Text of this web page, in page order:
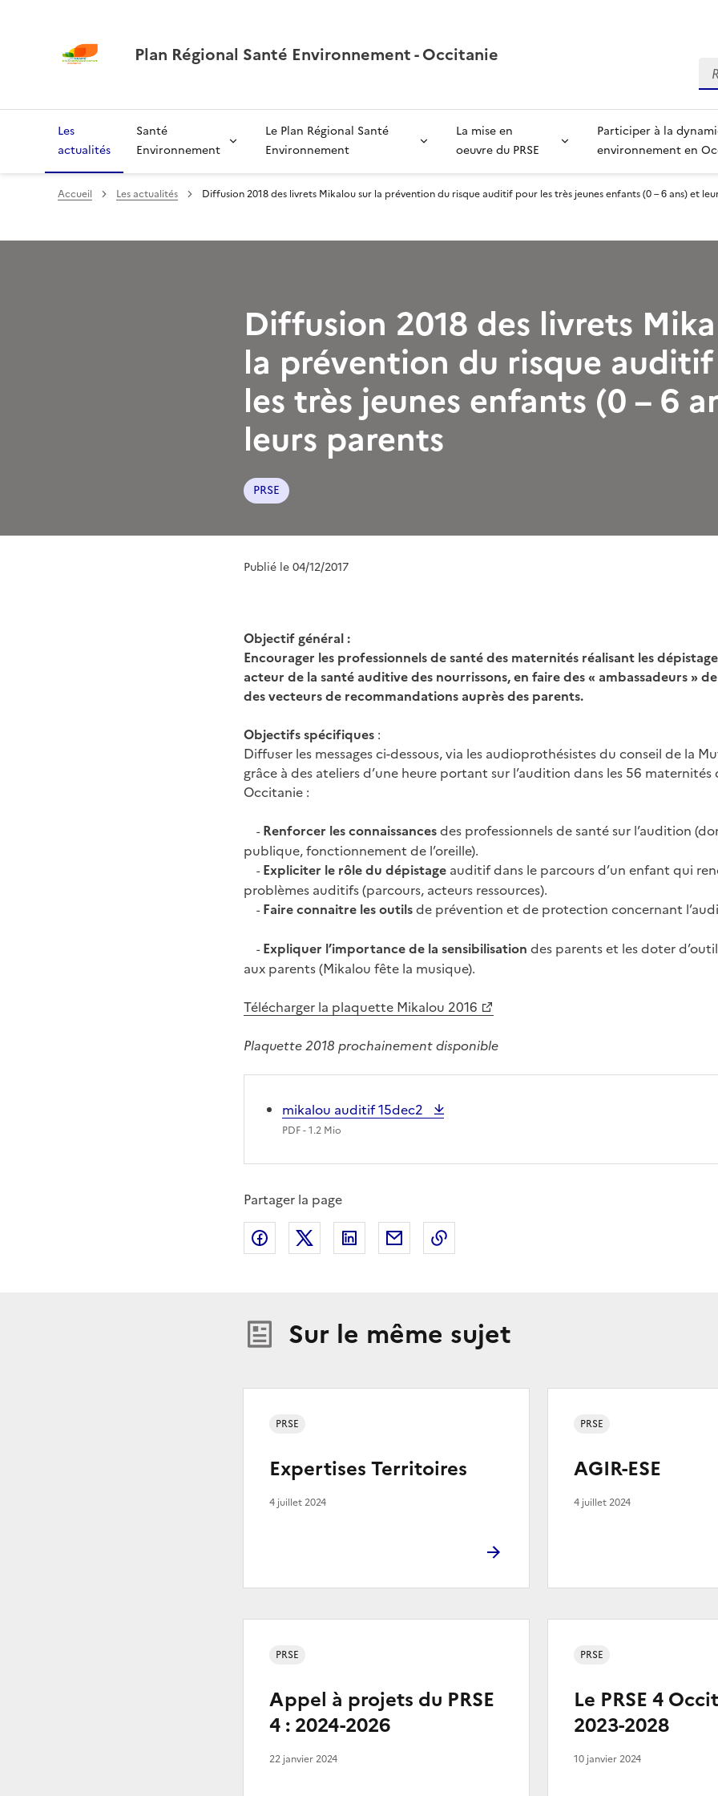
Plan Régional Santé Environnement - Occitanie
Les
actualités
Santé
Environnement
Le Plan Régional Santé
Environnement
La mise en
oeuvre du PRSE
Participer à la
environnement en
Accueil Les actualités Diffusion 2018 des livrets Mikalou sur la prévention du risque auditif pour les très jeunes enfants (0 – 6 ans) et
Diffusion 2018 des livrets
la prévention du risque
les très jeunes enfants (0 – 6
leurs parents
PRSE
Publié le 04/12/2017
Objectif général :
Encourager les professionnels de santé des maternités réalisant les
acteur de la santé auditive des nourrissons, en faire des « ambassadeurs »
des vecteurs de recommandations auprès des parents.
Objectifs spécifiques :
Diffuser les messages ci-dessous, via les audioprothésistes du conseil de la
grâce à des ateliers d’une heure portant sur l’audition dans les 56 maternités
Occitanie :
- Renforcer les connaissancesdes professionnels de santé sur l’audition
publique, fonctionnement de l’oreille).
- Expliciter le rôle du dépistage auditif dans le parcours d’un enfant qui
problèmes auditifs (parcours, acteurs ressources).
- Faire connaitre les outilsde prévention et de protection concernant
- Expliquer l’importance de la sensibilisation des parents et les doter
aux parents (Mikalou fête la musique).
Télécharger la plaquette Mikalou 2016
Plaquette 2018 prochainement disponible
mikalou auditif 15dec2
PDF- 1.2 Mio
Partager la page
Partager sur Facebook
Partager sur XPartager sur LinkedIn
Partager par email
Sur le même sujet
Expertises Territoires
PRSE
4 juillet 2024
AGIR-ESE
PRSE
4 juillet 2024
Appel à projets du PRSE
4 : 2024-2026
PRSE
22 janvier 2024
Le PRSE 4
2023-2028
PRSE
10 janvier 2024